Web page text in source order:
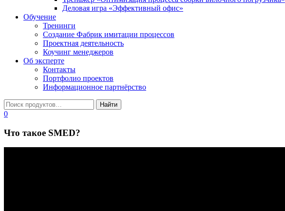
Деловая игра «Эффективный офис»
Обучение
Тренинги
Создание Фабрик имитации процессов
Проектная деятельность
Коучинг менеджеров
Об эксперте
Контакты
Портфолио проектов
Информационное партнёрство
0
Что такое SMED?